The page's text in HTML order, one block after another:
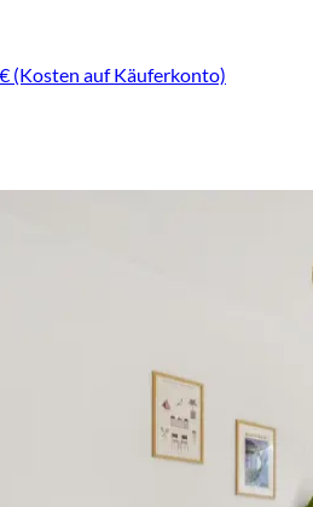
(Kosten auf Käuferkonto)